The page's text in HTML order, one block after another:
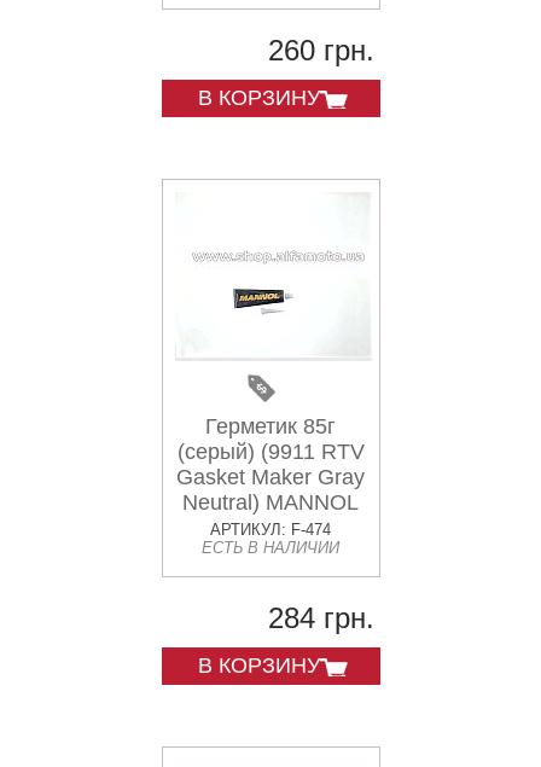
260 грн.
В КОРЗИНУ
Герметик 85г
(серый) (9911 RTV
Gasket Maker Gray
Neutral) MANNOL
АРТИКУЛ: F-474
ЕСТЬ В НАЛИЧИИ
284 грн.
В КОРЗИНУ